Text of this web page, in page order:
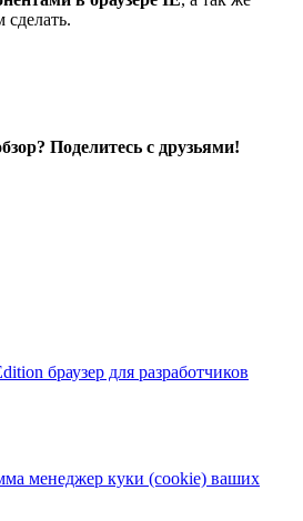
сделать.
Поделитесь с друзьями!
браузер для разработчиков
менеджер куки (cookie) ваших